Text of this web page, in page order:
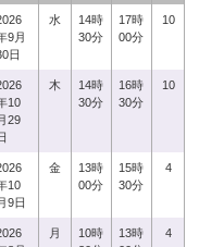
9月
日
水
14時
30分
17時
00分
10
10
29
木
14時
30分
16時
30分
10
10
9日
金
13時
00分
15時
30分
4
月
10時
13時
4